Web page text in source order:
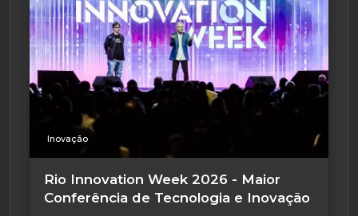
Inovação
Rio Innovation Week 2026 - Maior
Conferência de Tecnologia e Inovação